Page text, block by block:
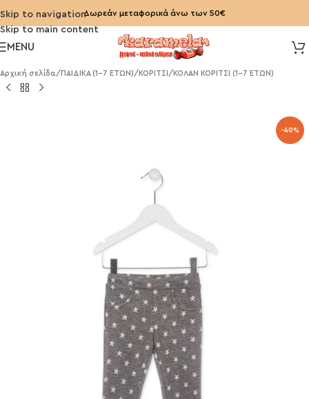
Skip to navigation
Skip to main content
Δωρεάν μεταφορικά άνω των 50€
MENU
Αρχική σελίδα/ ΠΑΙΔΙΚΑ (1-7 ΕΤΩΝ)/ ΚΟΡΙΤΣΙ / ΚΟΛΑΝ ΚΟΡΙΤΣΙ (1-7 ΕΤΩΝ)
-40%